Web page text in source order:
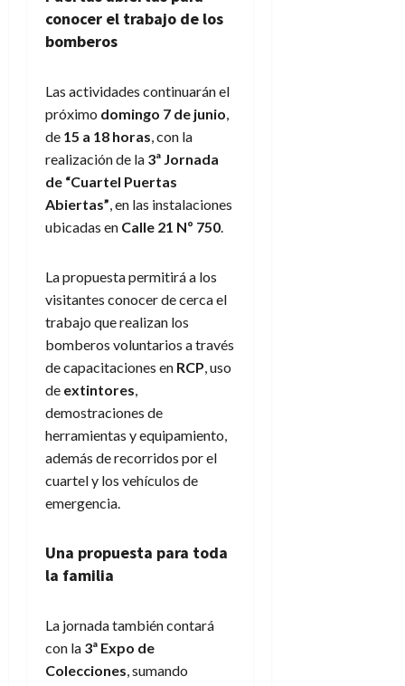
conocer el trabajo de los
bomberos
Las actividades continuarán el
próximo domingo 7 de junio,
de 15 a 18 horas, con la
realización de la 3ª Jornada
de “Cuartel Puertas
Abiertas”, en las instalaciones
ubicadas en Calle 21 Nº 750.
La propuesta permitirá a los
visitantes conocer de cerca el
trabajo que realizan los
bomberos voluntarios a través
de capacitaciones en RCP, uso
de extintores,
demostraciones de
herramientas y equipamiento,
además de recorridos por el
cuartel y los vehículos de
emergencia.
Una propuesta para toda
la familia
La jornada también contará
con la 3ª Expo de
Colecciones, sumando